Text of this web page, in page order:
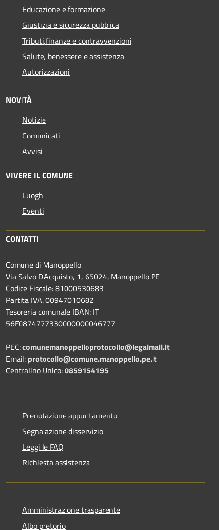
Educazione e formazione
Giustizia e sicurezza pubblica
Tributi,finanze e contravvenzioni
Salute, benessere e assistenza
Autorizzazioni
NOVITÀ
Notizie
Comunicati
Avvisi
VIVERE IL COMUNE
Luoghi
Eventi
CONTATTI
Comune di Manoppello
Via Salvo D'Acquisto, 1, 65024, Manoppello PE
Codice Fiscale: 81000530683
Partita IVA: 00947010682
Tesoreria comunale IBAN: IT
56F0874777330000000046777
PEC:comunemanoppelloprotocollo@legalmail.it
Email: protocollo@comune.manoppello.pe.it
Centralino Unico:0859154195
Prenotazione appuntamento
Segnalazione disservizio
Leggi le FAQ
Richiesta assistenza
Amministrazione trasparente
Albo pretorio